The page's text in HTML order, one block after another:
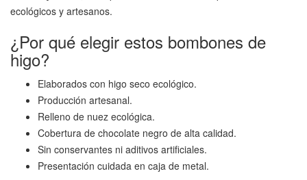
ecológicos y artesanos.
¿Por qué elegir estos bombones de
higo?
Elaborados con higo seco ecológico.
Producción artesanal.
Relleno de nuez ecológica.
Cobertura de chocolate negro de alta calidad.
Sin conservantes ni aditivos artificiales.
Presentación cuidada en caja de metal.